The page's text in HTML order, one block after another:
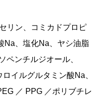
リン、コミカドプロピ
Na、塩化Na、ヤシ油脂
ペンチルジオール、
イルグルタミン酸Na、
／ PPG ／ポリブチレ